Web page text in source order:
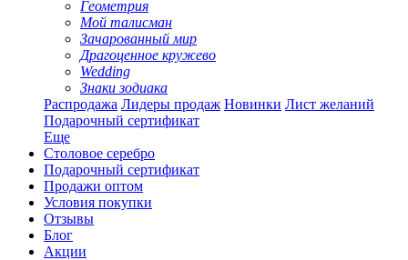
Геометрия
Мой талисман
Зачарованный мир
Драгоценное кружево
Wedding
Знаки зодиака
Распродажа Лидеры продаж Новинки Лист желаний
Подарочный сертификат
Еще
Столовое серебро
Подарочный сертификат
Продажи оптом
Условия покупки
Отзывы
Блог
Акции